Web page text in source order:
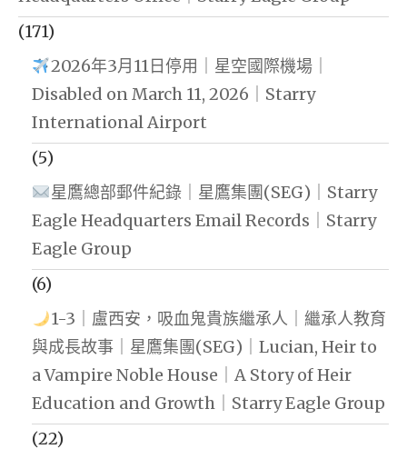
(171)
2026年3月11日停用｜星空國際機場｜
Disabled on March 11, 2026｜Starry
International Airport
(5)
星鷹總部郵件紀錄｜星鷹集團(SEG)｜Starry
Eagle Headquarters Email Records｜Starry
Eagle Group
(6)
1-3｜盧西安，吸血鬼貴族繼承人｜繼承人教育
與成長故事｜星鷹集團(SEG)｜Lucian, Heir to
a Vampire Noble House｜A Story of Heir
Education and Growth｜Starry Eagle Group
(22)